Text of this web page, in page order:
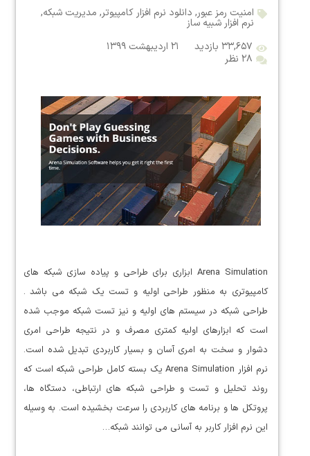
امنیت رمز عبور, دانلود نرم افزار کامپیوتر, مدیریت شبکه,
نرم افزار شبیه ساز
۳۳,۶۵۷ بازدید
۲۱ اردیبهشت ۱۳۹۹
۲۸ نظر
Arena Simulation ابزاری برای طراحی و پیاده سازی شبکه های
کامپیوتری به منظور طراحی اولیه و تست یک شبکه می باشد .
طراحی شبکه در سیستم های اولیه و نیز تست شبکه موجب شده
است که ابزارهای اولیه کمتری مصرف و در نتیجه طراحی امری
دشوار و سخت به امری آسان و بسیار کاربردی تبدیل شده است.
نرم افزار Arena Simulation یک بسته کامل طراحی شبکه است که
روند تحلیل و تست و طراحی شبکه های ارتباطی، دستگاه ها،
پروتکل ها و برنامه های کاربردی را سرعت بخشیده است. به وسیله
این نرم افزار کاربر به آسانی می توانند شبکه…